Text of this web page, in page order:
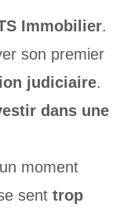
Immobilier.
son premier
judiciaire.
dans une
moment
senttrop